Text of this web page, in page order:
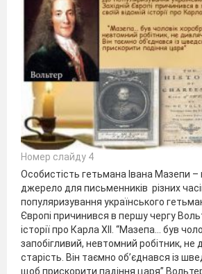
Номер слайду 4
Особистість гетьмана Івана Мазепи –
джерело для письменників різних
популяризування українського
Європі причинився в першу чергу
історії про Карла XII. “Мазепа… був
запобігливий, невтомний робітник,
старість. Він таємно об’єднався із
щоб прискорити падіння царя”